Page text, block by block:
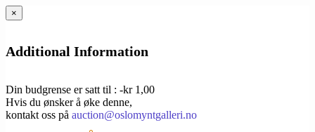
×
Additional Information
Din budgrense er satt til : -kr 1,00
Hvis du ønsker å øke denne,
kontakt oss på auction@oslomyntgalleri.no